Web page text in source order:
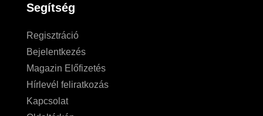
Segítség
Regisztráció
Bejelentkezés
Magazin Előfizetés
Hírlevél feliratkozás
Kapcsolat